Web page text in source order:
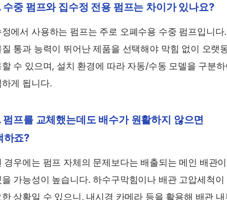
수중 펌프와 집수정 전용 펌프는 차이가 있나요?
에서 사용하는 펌프는 주로 오폐수용 수중 펌프입니다.
통과 능력이 뛰어난 제품을 선택해야 막힘 없이 오랫
수 있으며, 설치 환경에 따라 자동/수동 모델을 구분
게 됩니다.
펌프를 교체했는데도 배수가 원활하지 않으면
하죠?
경우에는 펌프 자체의 문제보다는 배출되는 메인 배관이
가능성이 높습니다. 하수구막힘이나 배관 고압세척이
상황일 수 있으니, 내시경 카메라 등을 활용해 배관